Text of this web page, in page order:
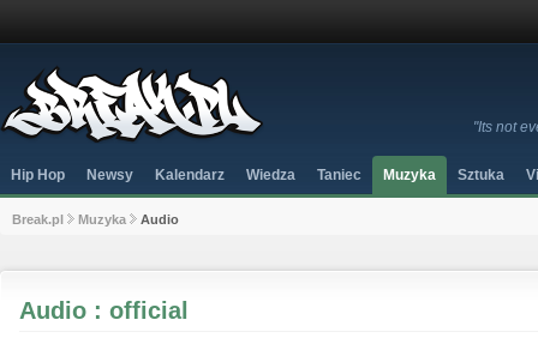
"Its not
Hip Hop Newsy Kalendarz Wiedza Taniec Muzyka Sztuka
Break.pl Muzyka Audio
Audio : official